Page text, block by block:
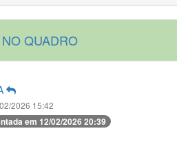
QUADRO
2026 15:42
em 12/02/2026 20:39